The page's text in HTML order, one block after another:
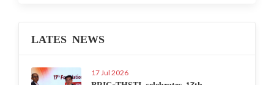
LATES NEWS
17 Jul 2026